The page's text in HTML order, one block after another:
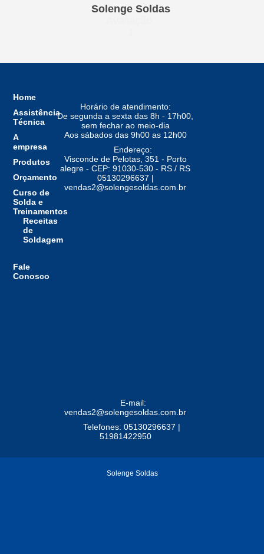
Solenge Soldas
Home
Assistência
Técnica
A
empresa
Produtos
Orçamento
Curso de
Solda e
Treinamentos
Receitas
de
Soldagem
Fale
Conosco
Horário de atendimento:
De segunda a sexta das 8h - 17h00,
sem fechar ao meio-dia
Aos sábados das 9h00 as 12h00
Endereço:
Visconde de Pelotas, 351 - Porto
alegre - CEP: 91030-530 - RS / RS
05130296637 |
vendas2@solengesoldas.com.br
E-mail:
vendas2@solengesoldas.com.br
Telefones: 05130296637 |
51981422950
Solenge Soldas